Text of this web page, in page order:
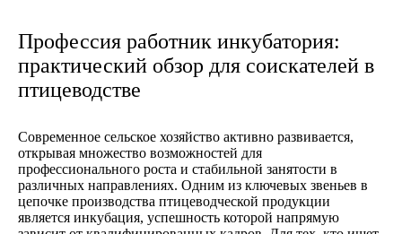
Профессия работник инкубатория:
практический обзор для соискателей в
птицеводстве
Современное сельское хозяйство активно развивается,
открывая множество возможностей для
профессионального роста и стабильной занятости в
различных направлениях. Одним из ключевых звеньев в
цепочке производства птицеводческой продукции
является инкубация, успешность которой напрямую